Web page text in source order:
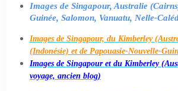
Images de Singapour, Australie
Guinée, Salomon, Vanuatu, Nelle-
Images de Singapour, du Kimberley
(Indonésie) et de Papouasie-Nouvelle-
Images de Singapour et du Kimberley
voyage, ancien blog)